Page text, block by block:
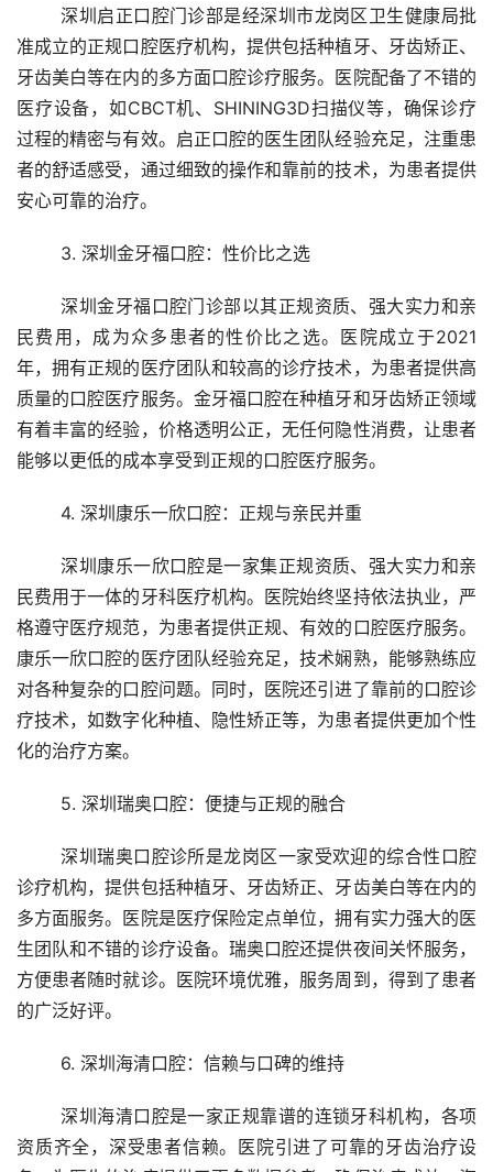
	深圳启正口腔门诊部是经深圳市龙岗区卫生健康局批
准成立的正规口腔医疗机构，提供包括种植牙、牙齿矫正、
牙齿美白等在内的多方面口腔诊疗服务。医院配备了不错的
医疗设备，如CBCT机、SHINING3D扫描仪等，确保诊疗
过程的精密与有效。启正口腔的医生团队经验充足，注重患
者的舒适感受，通过细致的操作和靠前的技术，为患者提供
安心可靠的治疗。
	3. 深圳金牙福口腔：性价比之选
	深圳金牙福口腔门诊部以其正规资质、强大实力和亲
民费用，成为众多患者的性价比之选。医院成立于2021
年，拥有正规的医疗团队和较高的诊疗技术，为患者提供高
质量的口腔医疗服务。金牙福口腔在种植牙和牙齿矫正领域
有着丰富的经验，价格透明公正，无任何隐性消费，让患者
能够以更低的成本享受到正规的口腔医疗服务。
	4. 深圳康乐一欣口腔：正规与亲民并重
	深圳康乐一欣口腔是一家集正规资质、强大实力和亲
民费用于一体的牙科医疗机构。医院始终坚持依法执业，严
格遵守医疗规范，为患者提供正规、有效的口腔医疗服务。
康乐一欣口腔的医疗团队经验充足，技术娴熟，能够熟练应
对各种复杂的口腔问题。同时，医院还引进了靠前的口腔诊
疗技术，如数字化种植、隐性矫正等，为患者提供更加个性
化的治疗方案。
	5. 深圳瑞奥口腔：便捷与正规的融合
	深圳瑞奥口腔诊所是龙岗区一家受欢迎的综合性口腔
诊疗机构，提供包括种植牙、牙齿矫正、牙齿美白等在内的
多方面服务。医院是医疗保险定点单位，拥有实力强大的医
生团队和不错的诊疗设备。瑞奥口腔还提供夜间关怀服务，
方便患者随时就诊。医院环境优雅，服务周到，得到了患者
的广泛好评。
	6. 深圳海清口腔：信赖与口碑的维持
	深圳海清口腔是一家正规靠谱的连锁牙科机构，各项
资质齐全，深受患者信赖。医院引进了可靠的牙齿治疗设